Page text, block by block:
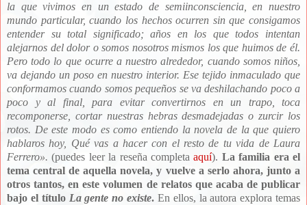
la que vivimos en un estado de semiinconsciencia, en nuestro
mundo particular, cuando los hechos ocurren sin que consigamos
entender su total significado; años en los que todos intentan
alejarnos del dolor o somos nosotros mismos los que huimos de él.
Pero todo lo que ocurre a nuestro alrededor, cuando somos niños,
va dejando un poso en nuestro interior. Ese tejido inmaculado que
conformamos cuando somos pequeños se va deshilachando poco a
poco y al final, para evitar convertirnos en un trapo, toca
recomponerse, cortar nuestras hebras desmadejadas o zurcir los
rotos. De este modo es como entiendo la novela de la que quiero
hablaros hoy, Qué vas a hacer con el resto de tu vida de Laura
Ferrero».(puedes leer la reseña completaaquí). La familia era el
tema central de aquella novela, y vuelve a serlo ahora, junto a
otros tantos, en este volumen de relatos que acaba de publicar
bajo el títuloLa gente no existe. En ellos, la autora explora temas